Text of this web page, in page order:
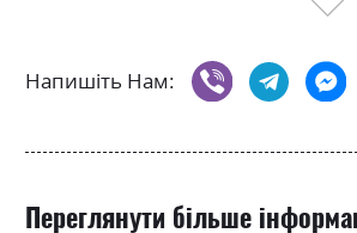
Напишіть Нам:
Переглянути більше